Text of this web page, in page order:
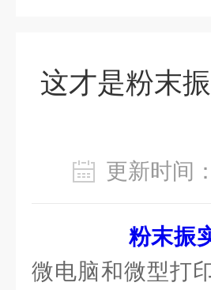
这才是粉末
更新时
粉末振
微电脑和微型打